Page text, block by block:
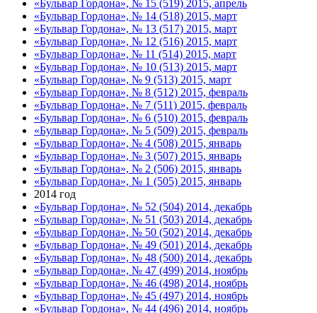
«Бульвар Гордона», № 15 (519) 2015, апрель
«Бульвар Гордона», № 14 (518) 2015, март
«Бульвар Гордона», № 13 (517) 2015, март
«Бульвар Гордона», № 12 (516) 2015, март
«Бульвар Гордона», № 11 (514) 2015, март
«Бульвар Гордона», № 10 (513) 2015, март
«Бульвар Гордона», № 9 (513) 2015, март
«Бульвар Гордона», № 8 (512) 2015, февраль
«Бульвар Гордона», № 7 (511) 2015, февраль
«Бульвар Гордона», № 6 (510) 2015, февраль
«Бульвар Гордона», № 5 (509) 2015, февраль
«Бульвар Гордона», № 4 (508) 2015, январь
«Бульвар Гордона», № 3 (507) 2015, январь
«Бульвар Гордона», № 2 (506) 2015, январь
«Бульвар Гордона», № 1 (505) 2015, январь
2014 год
«Бульвар Гордона», № 52 (504) 2014, декабрь
«Бульвар Гордона», № 51 (503) 2014, декабрь
«Бульвар Гордона», № 50 (502) 2014, декабрь
«Бульвар Гордона», № 49 (501) 2014, декабрь
«Бульвар Гордона», № 48 (500) 2014, декабрь
«Бульвар Гордона», № 47 (499) 2014, ноябрь
«Бульвар Гордона», № 46 (498) 2014, ноябрь
«Бульвар Гордона», № 45 (497) 2014, ноябрь
«Бульвар Гордона», № 44 (496) 2014, ноябрь